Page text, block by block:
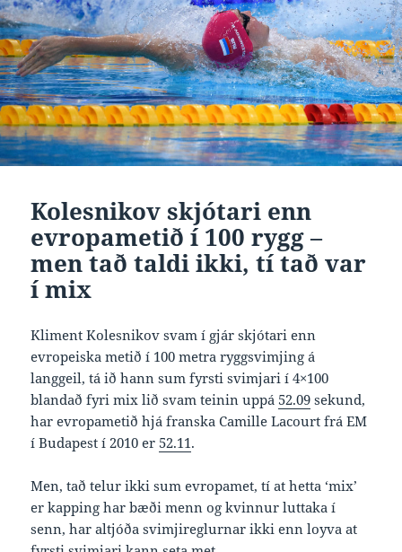
Kolesnikov skjótari enn
evropametið í 100 rygg –
men tað taldi ikki, tí tað var
í mix
Kliment Kolesnikov svam í gjár skjótari enn
evropeiska metið í 100 metra ryggsvimjing á
langgeil, tá ið hann sum fyrsti svimjari í 4×100
blandað fyri mix lið svam teinin uppá 52.09 sekund,
har evropametið hjá franska Camille Lacourt frá EM
í Budapest í 2010 er 52.11.
Men, tað telur ikki sum evropamet, tí at hetta ‘mix’
er kapping har bæði menn og kvinnur luttaka í
senn, har altjóða svimjireglurnar ikki enn loyva at